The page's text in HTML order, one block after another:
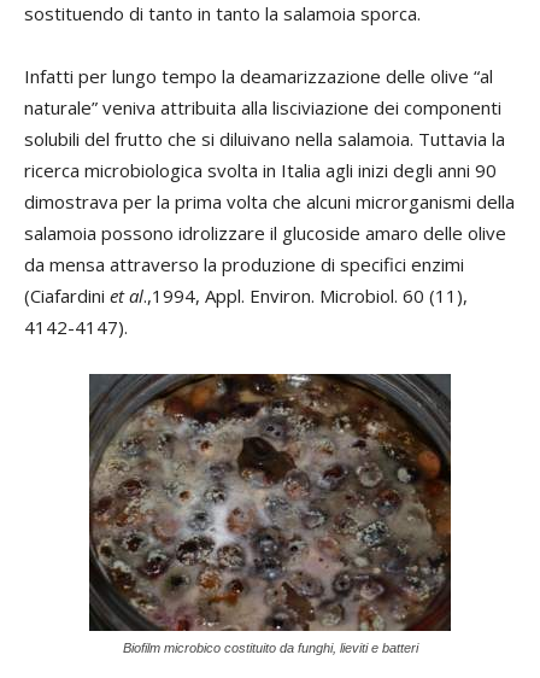
sostituendo di tanto in tanto la salamoia sporca.
Infatti per lungo tempo la deamarizzazione delle olive “al
naturale” veniva attribuita alla lisciviazione dei componenti
solubili del frutto che si diluivano nella salamoia. Tuttavia la
ricerca microbiologica svolta in Italia agli inizi degli anni 90
dimostrava per la prima volta che alcuni microrganismi della
salamoia possono idrolizzare il glucoside amaro delle olive
da mensa attraverso la produzione di specifici enzimi
(Ciafardini et al.,1994, Appl. Environ. Microbiol. 60 (11),
4142-4147).
Biofilm microbico costituito da funghi, lieviti e batteri